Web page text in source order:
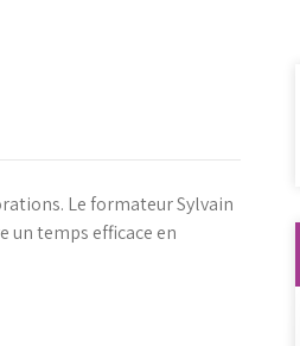
Le formateur Sylvain
un temps efficace en